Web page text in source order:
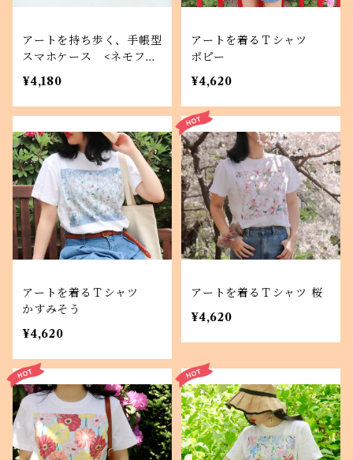
アートを持ち歩く、手帳型
スマホケース <ネモフィ
ラ畑> iPhone Android対
応 プレゼントにも
¥4,180
アートを着るＴシャツ
ポピー
¥4,620
アートを着るＴシャツ
かすみそう
¥4,620
アートを着るＴシャツ 桜
¥4,620